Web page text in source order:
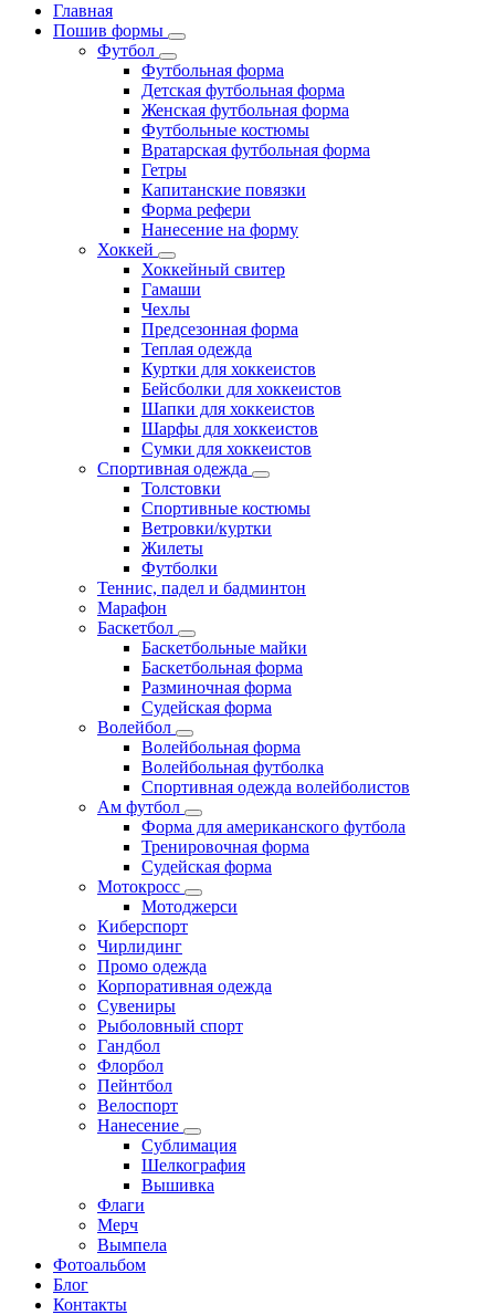
Главная
Пошив формы
Футбол
Футбольная форма
Детская футбольная форма
Женская футбольная форма
Футбольные костюмы
Вратарская футбольная форма
Гетры
Капитанские повязки
Форма рефери
Нанесение на форму
Хоккей
Хоккейный свитер
Гамаши
Чехлы
Предсезонная форма
Теплая одежда
Куртки для хоккеистов
Бейсболки для хоккеистов
Шапки для хоккеистов
Шарфы для хоккеистов
Сумки для хоккеистов
Спортивная одежда
Толстовки
Спортивные костюмы
Ветровки/куртки
Жилеты
Футболки
Теннис, падел и бадминтон
Марафон
Баскетбол
Баскетбольные майки
Баскетбольная форма
Разминочная форма
Судейская форма
Волейбол
Волейбольная форма
Волейбольная футболка
Спортивная одежда волейболистов
Ам футбол
Форма для американского футбола
Тренировочная форма
Судейская форма
Мотокросс
Мотоджерси
Киберспорт
Чирлидинг
Промо одежда
Корпоративная одежда
Сувениры
Рыболовный спорт
Гандбол
Флорбол
Пейнтбол
Велоспорт
Нанесение
Сублимация
Шелкография
Вышивка
Флаги
Мерч
Вымпела
Фотоальбом
Блог
Контакты